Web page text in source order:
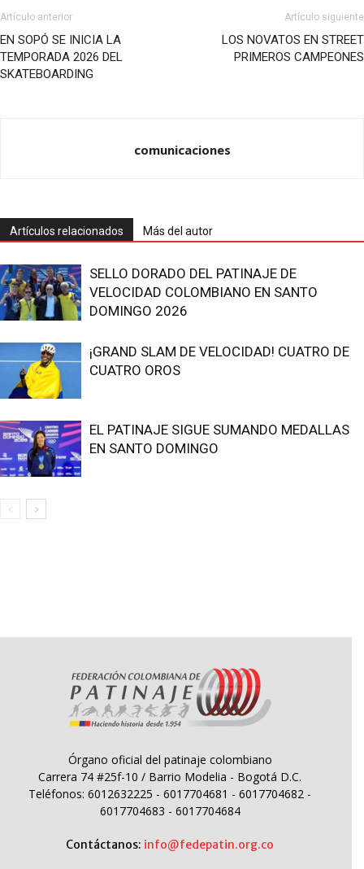
Artículo anterior
EN SOPÓ SE INICIA LA
TEMPORADA 2026 DEL
SKATEBOARDING
Artículo siguiente
LOS NOVATOS EN STREET
PRIMEROS CAMPEONES
comunicaciones
Artículos relacionados Más del autor
SELLO DORADO DEL PATINAJE DE
VELOCIDAD COLOMBIANO EN SANTO
DOMINGO 2026
¡GRAND SLAM DE VELOCIDAD! CUATRO DE
CUATRO OROS
EL PATINAJE SIGUE SUMANDO MEDALLAS
EN SANTO DOMINGO
Órgano oficial del patinaje colombiano
Carrera 74 #25f-10 / Barrio Modelia - Bogotá D.C.
Teléfonos: 6012632225 - 6017704681 - 6017704682 -
6017704683 - 6017704684
Contáctanos: info@fedepatin.org.co